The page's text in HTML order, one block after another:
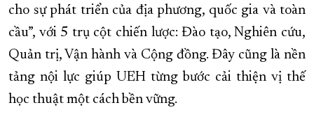
cho sự phát triển của địa phương, quốc gia và toàn
cầu”, với 5 trụ cột chiến lược: Đào tạo, Nghiên cứu,
Quản trị, Vận hành và Cộng đồng. Đây cũng là nền
tảng nội lực giúp UEH từng bước cải thiện vị thế
học thuật một cách bền vững.